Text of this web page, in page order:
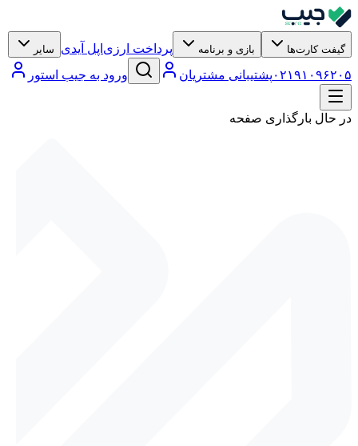
گیفت کارت‌ها بازی و برنامه پرداخت ارزی اپل آیدی سایر
۰۲۱۹۱۰۹۶۲۰۵ پشتیبانی مشتریان ورود به جیب استور
در حال بارگذاری صفحه